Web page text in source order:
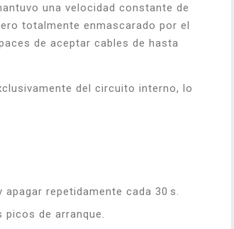
una velocidad constante de
totalmente enmascarado por el
de aceptar cables de hasta
del circuito interno, lo
repetidamente cada 30 s.
picos de arranque.